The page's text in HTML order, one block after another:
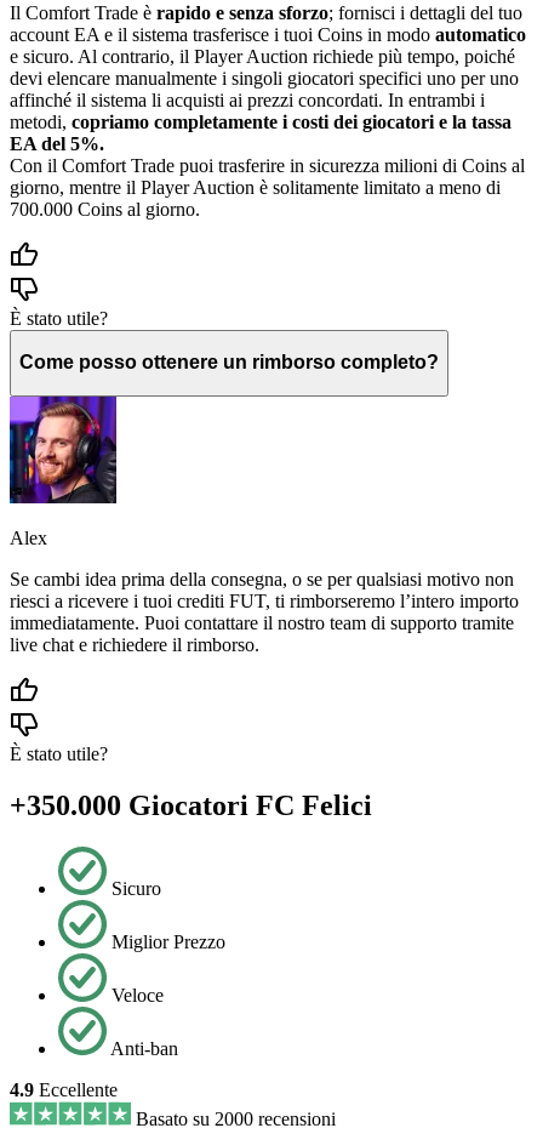
Il Comfort Trade è rapido e senza sforzo; fornisci i dettagli del tuo
account EA e il sistema trasferisce i tuoi Coins in modo automatico
e sicuro. Al contrario, il Player Auction richiede più tempo, poiché
devi elencare manualmente i singoli giocatori specifici uno per uno
affinché il sistema li acquisti ai prezzi concordati. In entrambi i
metodi, copriamo completamente i costi dei giocatori e la tassa
EA del 5%.
Con il Comfort Trade puoi trasferire in sicurezza milioni di Coins al
giorno, mentre il Player Auction è solitamente limitato a meno di
700.000 Coins al giorno.
È stato utile?
Come posso ottenere un rimborso completo?
Alex
Se cambi idea prima della consegna, o se per qualsiasi motivo non
riesci a ricevere i tuoi crediti FUT, ti rimborseremo l’intero importo
immediatamente. Puoi contattare il nostro team di supporto tramite
live chat e richiedere il rimborso.
È stato utile?
+350.000 Giocatori FC Felici
Sicuro
Miglior Prezzo
Veloce
Anti-ban
4.9 Eccellente
Basato su 2000 recensioni